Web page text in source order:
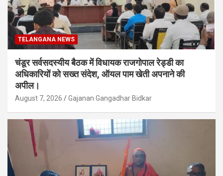
TELANGANA NEWS
चंडूर सर्वसदस्यीय बैठक में विधायक राजगोपाल रेड्डी का
अधिकारियों को सख्त संदेश, ऑयल पाम खेती अपनाने की
अपील।
August 7, 2026 Gajanan Gangadhar Bidkar